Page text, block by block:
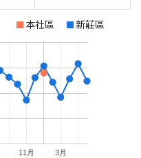
本社區 新莊區
11月 3月